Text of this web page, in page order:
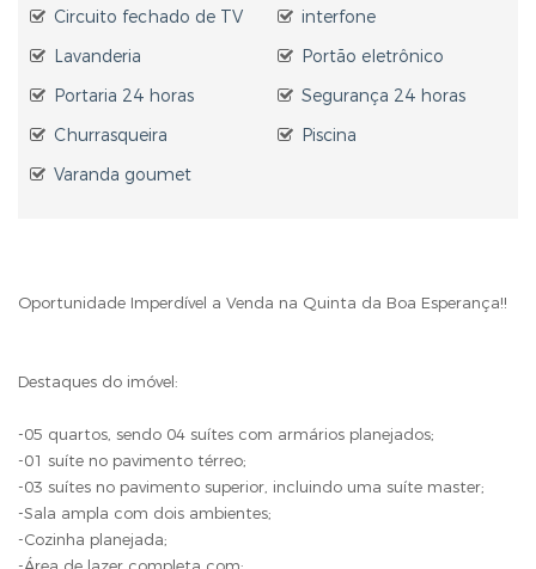
Circuito fechado de TV
interfone
Lavanderia
Portão eletrônico
Portaria 24 horas
Segurança 24 horas
Churrasqueira
Piscina
Varanda goumet
Oportunidade Imperdível a Venda na Quinta da Boa Esperança!!
Destaques do imóvel:
-05 quartos, sendo 04 suítes com armários planejados;
-01 suíte no pavimento térreo;
-03 suítes no pavimento superior, incluindo uma suíte master;
-Sala ampla com dois ambientes;
-Cozinha planejada;